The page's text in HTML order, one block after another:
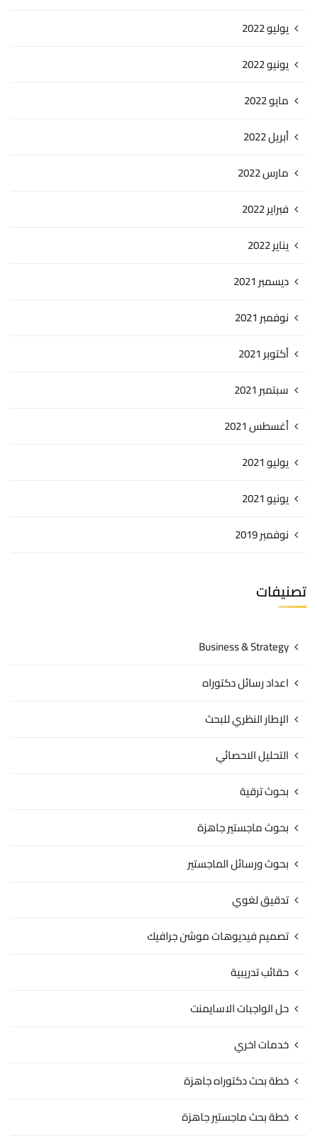
يوليو 2022
يونيو 2022
مايو 2022
أبريل 2022
مارس 2022
فبراير 2022
يناير 2022
ديسمبر 2021
نوفمبر 2021
أكتوبر 2021
سبتمبر 2021
أغسطس 2021
يوليو 2021
يونيو 2021
نوفمبر 2019
تصنيفات
Business & Strategy
اعداد رسائل دكتوراه
الإطار النظري للبحث
التحليل الاحصائي
بحوث ترقية
بحوث ماجستير جاهزة
بحوث ورسائل الماجستير
تدقيق لغوي
تصميم فيديوهات موشن جرافيك
حقائب تدريبية
حل الواجبات الاسايمنت
خدمات اخري
خطة بحث دكتوراه جاهزة
خطة بحث ماجستير جاهزة